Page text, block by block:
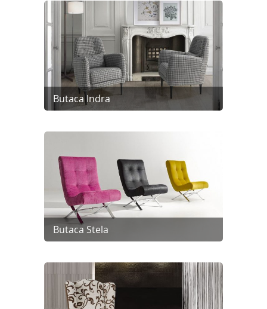
Butaca Indra
Butaca Stela